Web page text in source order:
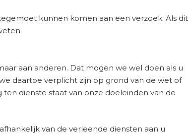
kunnen komen aan een verzoek. Als dit
aan anderen. Dat mogen we wel doen als u
daartoe verplicht zijn op grond van de wet of
dienste staat van onze doeleinden van de
van de verleende diensten aan u